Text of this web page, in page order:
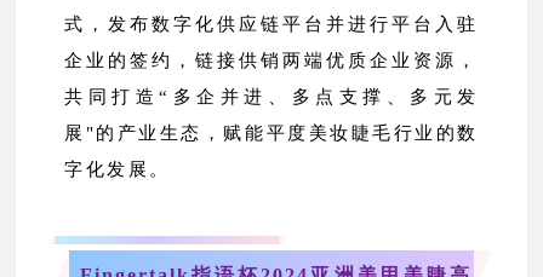
式，发布数字化供应链平台并进行平台入驻
企业的签约，链接供销两端优质企业资源，
共同打造“多企并进、多点支撑、多元发
展"的产业生态，赋能平度美妆睫毛行业的数
字化发展。